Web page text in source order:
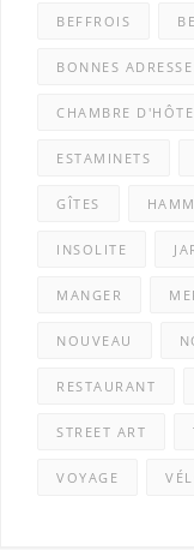
BEFFROIS
BONNES
CHAMBRE
ESTAMINETS
GÎTES
INSOLITE
MANGER
NOUVEAU
RESTAURANT
STREET ART
VOYAGE